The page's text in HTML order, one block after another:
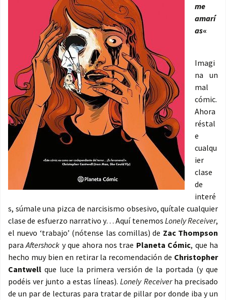
me
amarí
as«
Imagi
na un
mal
cómic.
Ahora
réstal
e
cualqu
ier
clase
de
interé
s, súmale una pizca de narcisismo obsesivo, quítale cualquier
clase de esfuerzo narrativo y… Aquí tenemos Lonely Receiver,
el nuevo ‘trabajo’ (nótense las comillas) de Zac Thompson
paraAftershock y que ahora nos trae Planeta Cómic, que ha
hecho muy bien en retirar la recomendación de Christopher
Cantwell que luce la primera versión de la portada (y que
podéis ver junto a estas líneas).Lonely Receiverha precisado
de un par de lecturas para tratar de pillar por donde iba y un